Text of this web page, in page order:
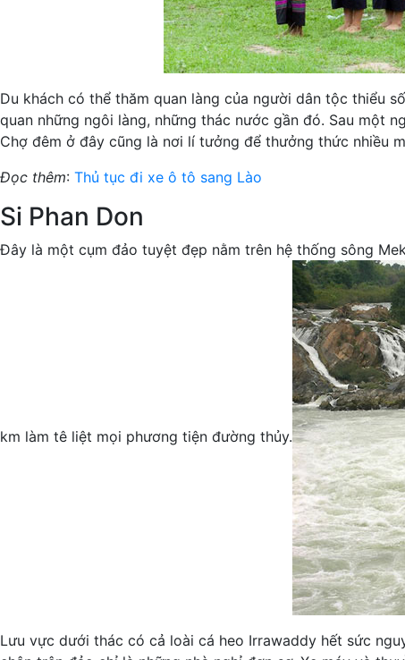
Du khách có thể thăm quan làng của người dân tộc thiểu
quan những ngôi làng, những thác nước gần đó. Sau một
Chợ đêm ở đây cũng là nơi lí tưởng để thưởng thức nhiều
Đọc thêm: Thủ tục đi xe ô tô sang Lào
Si Phan Don
Đây là một cụm đảo tuyệt đẹp nằm trên hệ thống sông
km làm tê liệt mọi phương tiện đường thủy.
Lưu vực dưới thác có cả loài cá heo Irrawaddy hết sức